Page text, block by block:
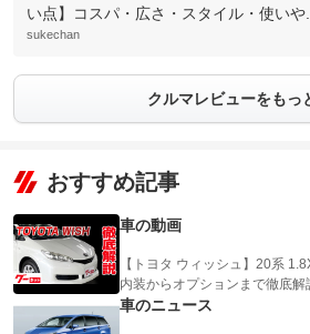
い点】コスパ・広さ・スタイル・使いや
sukechan
クルマレビューをもっ
おすすめ記事
車の動画
【トヨタ ウィッシュ】20系
内装からオプションまで徹底解
車のニュース